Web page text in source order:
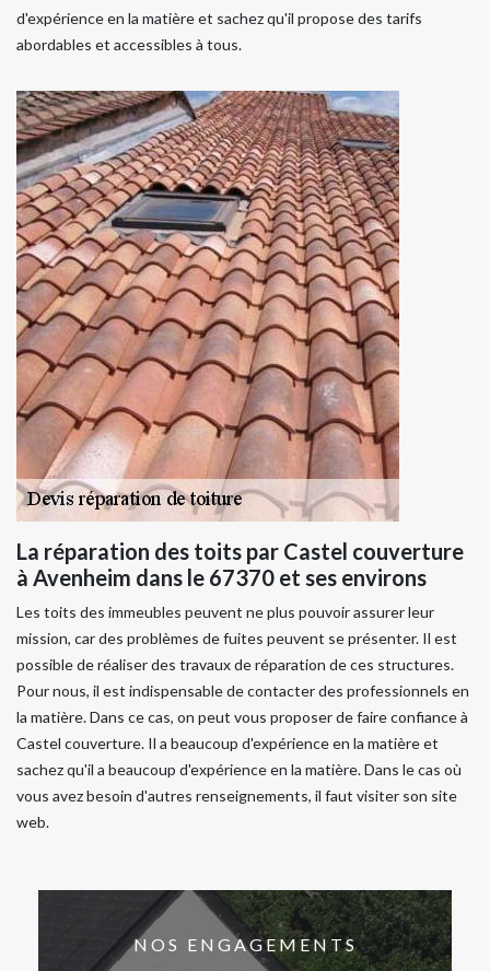
d'expérience en la matière et sachez qu'il propose des tarifs
abordables et accessibles à tous.
La réparation des toits par Castel couverture
à Avenheim dans le 67370 et ses environs
Les toits des immeubles peuvent ne plus pouvoir assurer leur
mission, car des problèmes de fuites peuvent se présenter. Il est
possible de réaliser des travaux de réparation de ces structures.
Pour nous, il est indispensable de contacter des professionnels en
la matière. Dans ce cas, on peut vous proposer de faire confiance à
Castel couverture. Il a beaucoup d'expérience en la matière et
sachez qu'il a beaucoup d'expérience en la matière. Dans le cas où
vous avez besoin d'autres renseignements, il faut visiter son site
web.
NOS ENGAGEMENTS